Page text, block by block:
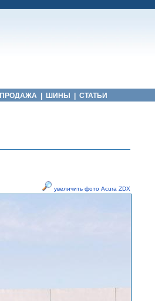
ПРОДАЖА ШИНЫ СТАТЬИ
увеличить фото Acura ZDX